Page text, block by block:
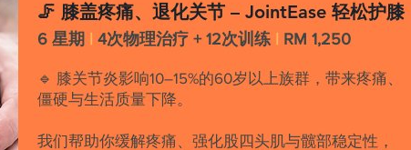
🦵 膝盖疼痛、退化关节 – JointEase 轻松护膝
6 星期 |4次物理治疗 + 12次训练 RM 1,250
🔹 膝关节炎影响10–15%的60岁以上族群，带来疼痛、
僵硬与生活质量下降。
我们帮助你缓解疼痛、强化股四头肌与髋部稳定性，